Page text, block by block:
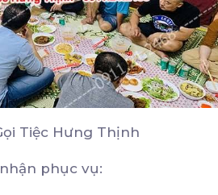
Tiệc Hưng Thịnh
phục vụ: